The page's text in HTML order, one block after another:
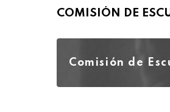
COMISIÓN DE
Comisión de